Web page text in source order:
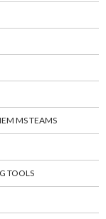
MS TEAMS
TOOLS